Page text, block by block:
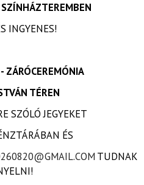
INGYENES!
ZÁRÓCEREMÓNIA
TÉREN
SZÓLÓ JEGYEKET
ÉS
TUDNAK